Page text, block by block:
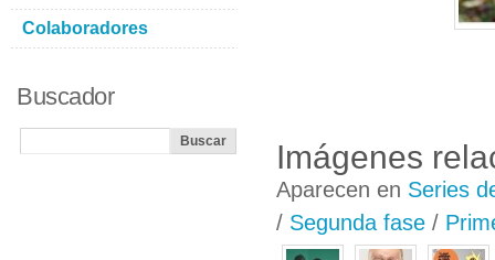
Imágenes
Aparecen en Series
/ Segunda fase /
Colaboradores
Buscador